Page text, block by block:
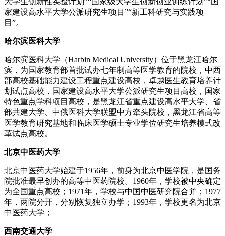
家建设高水平大学公派研究生项目”“新工科研究与实践项
目”。
哈尔滨医科大学
哈尔滨医科大学（Harbin Medical University）位于黑龙江哈尔
滨，为国家教育部首批试办七年制高等医学教育的院校，中西
部高校基础能力建设工程重点建设高校，卓越医生教育培养计
划试点高校，国家建设高水平大学公派研究生项目高校，国家
特色重点学科项目高校，是黑龙江省重点建设高水平大学、省
部共建大学、中俄医科大学联盟中方牵头院校，黑龙江省高等
医学教育研究基地和临床医学硕士专业学位研究生培养模式改
革试点高校。
北京中医药大学
北京中医药大学始建于1956年，前身为北京中医学院，是国务
院批准最早创办的高等中医药院校。1960年，学校被中央确定
为全国重点高校；1971年，学校与中国中医研究院合并；1977
年，两院分开，分别恢复独立办学；1993年，学校更名为北京
中医药大学；
西南交通大学